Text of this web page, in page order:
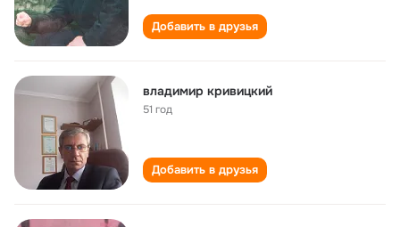
Добавить в друзья
владимир кривицкий
51 год
Добавить в друзья